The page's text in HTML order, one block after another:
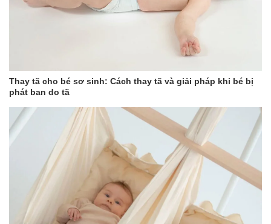
Thay tã cho bé sơ sinh: Cách thay tã và giải pháp khi bé bị
phát ban do tã